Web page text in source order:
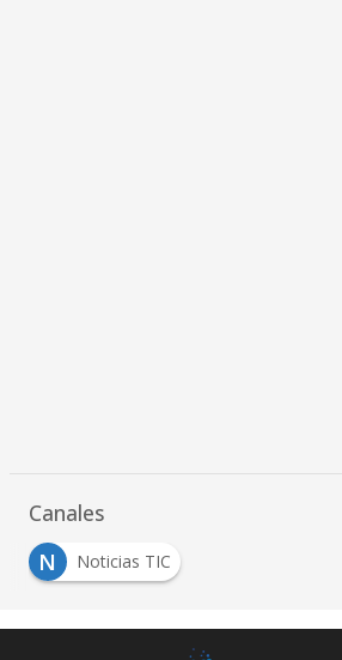
Canales
N
Noticias TIC